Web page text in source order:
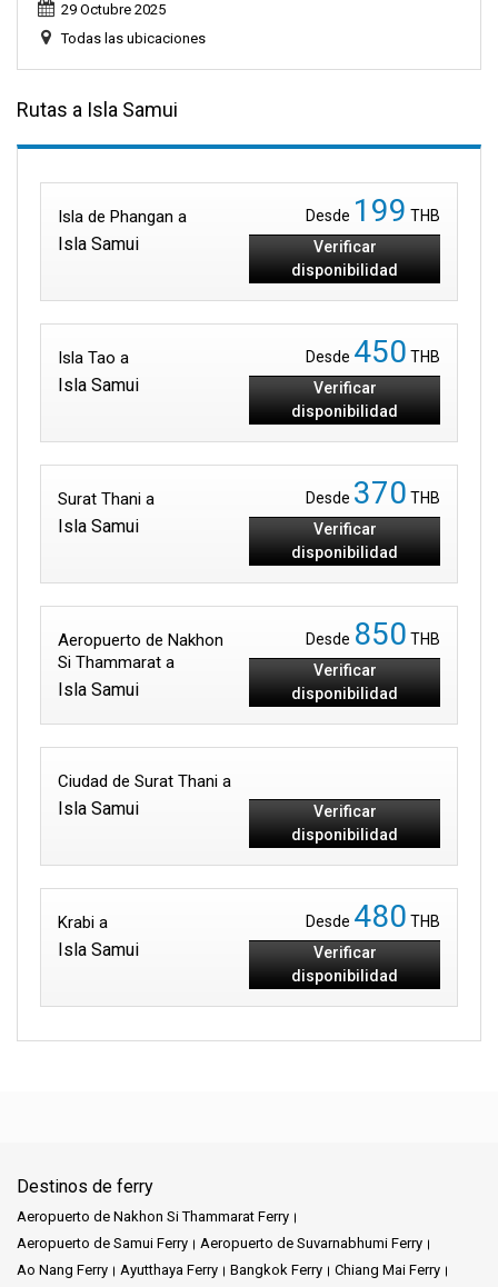
29 Octubre 2025
Todas las ubicaciones
Rutas a Isla Samui
Isla de Phangan a
Isla Samui
Desde 199 THB
Verificar
disponibilidad
Isla Tao a
Isla Samui
Desde 450 THB
Verificar
disponibilidad
Surat Thani a
Isla Samui
Desde 370 THB
Verificar
disponibilidad
Aeropuerto de Nakhon
Si Thammarat a
Isla Samui
Desde 850 THB
Verificar
disponibilidad
Ciudad de Surat Thani a
Isla Samui
Verificar
disponibilidad
Krabi a
Isla Samui
Desde 480 THB
Verificar
disponibilidad
Destinos de ferry
Aeropuerto de Nakhon Si Thammarat Ferry
Aeropuerto de Samui Ferry
Aeropuerto de Suvarnabhumi Ferry
Ao Nang Ferry
Ayutthaya Ferry Bangkok Ferry
Chiang Mai Ferry